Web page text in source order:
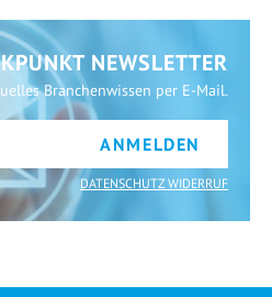
NEWSLETTER
Branchenwissen per E-Mail.
ANMELDEN
DATENSCHUTZ WIDERRUF